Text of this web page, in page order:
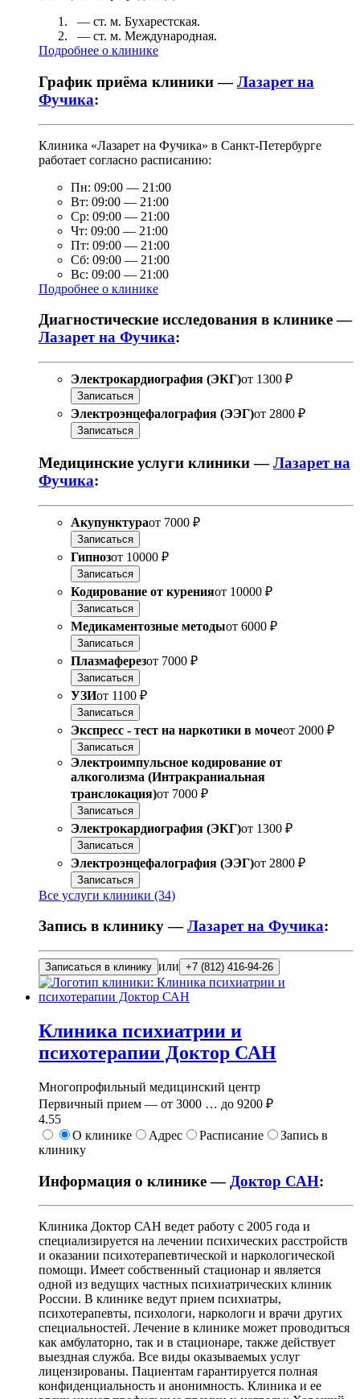
— ст. м. Бухарестская.
— ст. м. Международная.
Подробнее о клинике
График приёма клиники —Лазарет на
Фучика:
Клиника «Лазарет на Фучика» в Санкт-Петербурге
работает согласно расписанию:
Пн: 09:00 — 21:00
Вт: 09:00 — 21:00
Ср: 09:00 — 21:00
Чт: 09:00 — 21:00
Пт: 09:00 — 21:00
Сб: 09:00 — 21:00
Вс: 09:00 — 21:00
Подробнее о клинике
Диагностические исследования в клинике —
Лазарет на Фучика:
Электрокардиография (ЭКГ)от 1300 ₽
Записаться
Электроэнцефалография (ЭЭГ)от 2800 ₽
Записаться
Медицинские услуги клиники —Лазарет на
Фучика:
Акупунктураот 7000 ₽
Записаться
Гипнозот 10000 ₽
Записаться
Кодирование от куренияот 10000 ₽
Записаться
Медикаментозные методыот 6000 ₽
Записаться
Плазмаферезот 7000 ₽
Записаться
УЗИот 1100 ₽
Записаться
Экспресс - тест на наркотики в мочеот 2000 ₽
Записаться
Электроимпульсное кодирование от
алкоголизма (Интракраниальная
транслокация)от 7000 ₽
Записаться
Электрокардиография (ЭКГ)от 1300 ₽
Записаться
Электроэнцефалография (ЭЭГ)от 2800 ₽
Записаться
Все услуги клиники (34)
Запись в клинику —Лазарет на Фучика:
Записаться в клинику или +7 (812) 416-94-26
Клиника психиатрии и
психотерапии Доктор САН
Многопрофильный медицинский центр
Первичный прием — от 3000 … до 9200 ₽
4.55
О клинике
Адрес Расписание
Запись в
клинику
Информация о клинике — Доктор САН:
Клиника Доктор САН ведет работу с 2005 года и
специализируется на лечении психических расстройств
и оказании психотерапевтической и наркологической
помощи. Имеет собственный стационар и является
одной из ведущих частных психиатрических клиник
России. В клинике ведут прием психиатры,
психотерапевты, психологи, наркологи и врачи других
специальностей. Лечение в клинике может проводиться
как амбулаторно, так и в стационаре, также действует
выездная служба. Все виды оказываемых услуг
лицензированы. Пациентам гарантируется полная
конфиденциальность и анонимность. Клиника и ее